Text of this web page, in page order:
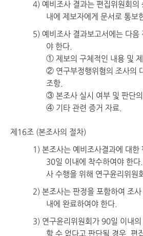
4) 예비조사 결과는 편집위원회의
내에 제보자에게 문서로 통보
5) 예비조사 결과보고서에는 다음
야 한다.
① 제보의 구체적인 내용 및
② 연구부정행위혐의 조사의
조항.
③ 본조사 실시 여부 및 판단
④ 기타 관련 증거 자료.
제16조 (본조사의 절차)
1) 본조사는 예비조사결과에 대한
30일 이내에 착수하여야 한
사 수행을 위해 연구윤리위원
2) 본조사는 판정을 포함하여 조사
내에 완료하여야 한다.
3) 연구윤리위원회가 90일 이내의
할 수 없다고 판단될 경우, 편